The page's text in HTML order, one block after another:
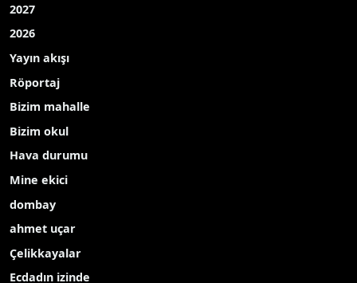
2027
2026
Yayın akışı
Röportaj
Bizim mahalle
Bizim okul
Hava durumu
Mine ekici
dombay
ahmet uçar
Çelikkayalar
Ecdadın izinde